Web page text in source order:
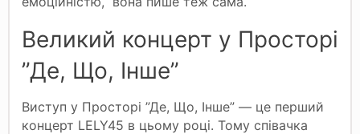
Великий концерт у Просторі
”Де, Що, Інше”
Виступ у Просторі ”Де, Що, Інше” — це перший
концерт LELY45 в цьому році. Тому співачка